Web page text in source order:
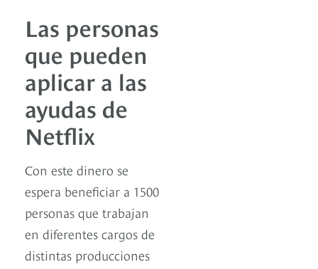
Las personas
que pueden
aplicar a las
ayudas de
Netflix
Con este dinero se
espera beneficiar a 1500
personas que trabajan
en diferentes cargos de
distintas producciones